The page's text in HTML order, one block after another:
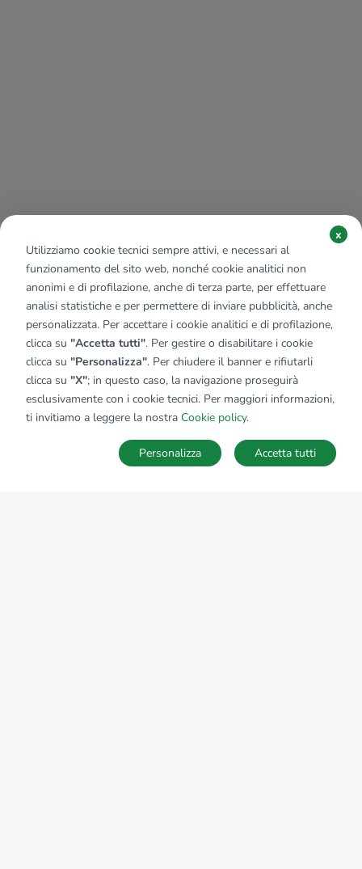
SALVA RICERCA
Utilizziamo cookie tecnici sempre attivi, e necessari al
funzionamento del sito web, nonché cookie analitici non
anonimi e di profilazione, anche di terza parte, per effettuare
analisi statistiche e per permettere di inviare pubblicità, anche
personalizzata. Per accettare i cookie analitici e di profilazione,
clicca su "Accetta tutti". Per gestire o disabilitare i cookie
clicca su "Personalizza". Per chiudere il banner e rifiutarli
clicca su "X"; in questo caso, la navigazione proseguirà
esclusivamente con i cookie tecnici. Per maggiori informazioni,
ti invitiamo a leggere la nostra Cookie policy.
x
Accetta tutti
Personalizza